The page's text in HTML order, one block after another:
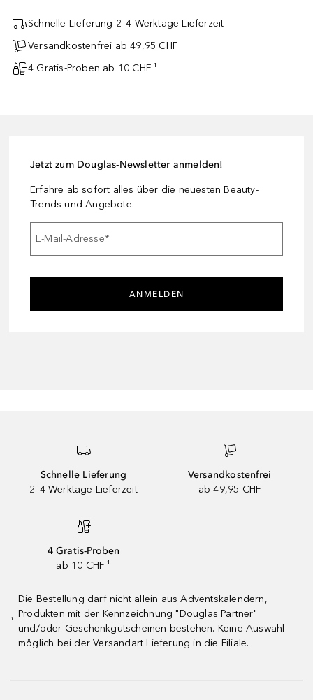
Schnelle Lieferung 2–4 Werktage Lieferzeit
Versandkostenfrei ab 49,95 CHF
4 Gratis-Proben ab 10 CHF ¹
Jetzt zum Douglas-Newsletter anmelden!
Erfahre ab sofort alles über die neuesten Beauty-
Trends und Angebote.
E-Mail-Adresse*
ANMELDEN
Schnelle Lieferung
2–4 Werktage Lieferzeit
Versandkostenfrei
ab 49,95 CHF
4 Gratis-Proben
ab 10 CHF ¹
¹
Die Bestellung darf nicht allein aus Adventskalendern,
Produkten mit der Kennzeichnung "Douglas Partner"
und/oder Geschenkgutscheinen bestehen. Keine Auswahl
möglich bei der Versandart Lieferung in die Filiale.